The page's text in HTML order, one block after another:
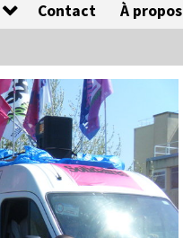
Contact À propos